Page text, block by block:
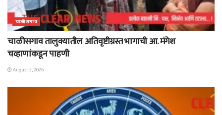
चाळीसगाव
चाळीसगाव तालुक्यातील अतिवृष्टीग्रस्त भागाची आ. मंगेश
चव्हाणांकडून पाहणी
August 2, 2026